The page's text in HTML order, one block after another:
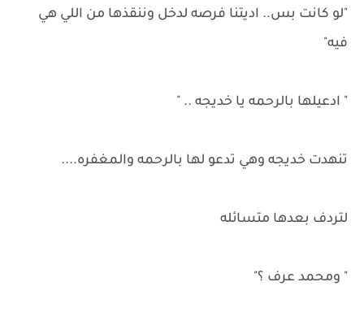
"لو كانت بس.. اديتنا فرصه لدخل وننقذها من اللي هي
فيه"
" ادعيلها بالرحمه يا خديجه .. "
تنهدت خديجه وهي تدعو لها بالرحمه والمغفره....
لتردف بعدها متسائله
" ومحمد عرف ؟"